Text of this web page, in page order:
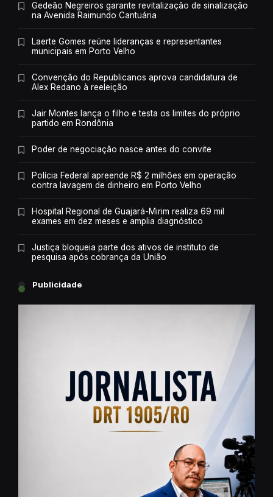
Gedeão Negreiros garante revitalização de sinalização
na Avenida Raimundo Cantuária
Laerte Gomes reúne lideranças e representantes
municipais em Porto Velho
Convenção do Republicanos aprova candidatura de
Alex Redano à reeleição
Jair Montes lança o filho e testa os limites do próprio
partido em Rondônia
Poder de negociação nasce antes do convite
Polícia Federal apreende R$ 2 milhões em operação
contra lavagem de dinheiro em Porto Velho
Hospital Regional de Guajará-Mirim realiza 69 mil
exames em dez meses e amplia diagnóstico
Justiça bloqueia parte dos ativos de instituto de
pesquisa após cobrança da União
Publicidade